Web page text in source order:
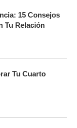
15 Consejos
Tu Relación
Tu Cuarto